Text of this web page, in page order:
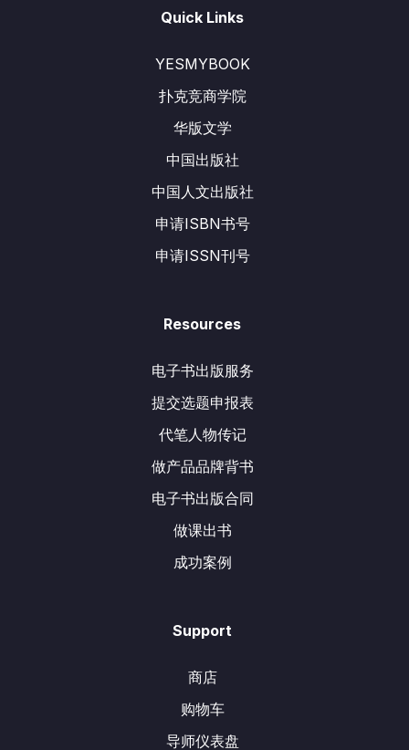
Quick Links
YESMYBOOK
扑克竞商学院
华版文学
中国出版社
中国人文出版社
申请ISBN书号
申请ISSN刊号
Resources
电子书出版服务
提交选题申报表
代笔人物传记
做产品品牌背书
电子书出版合同
做课出书
成功案例
Support
商店
购物车
导师仪表盘